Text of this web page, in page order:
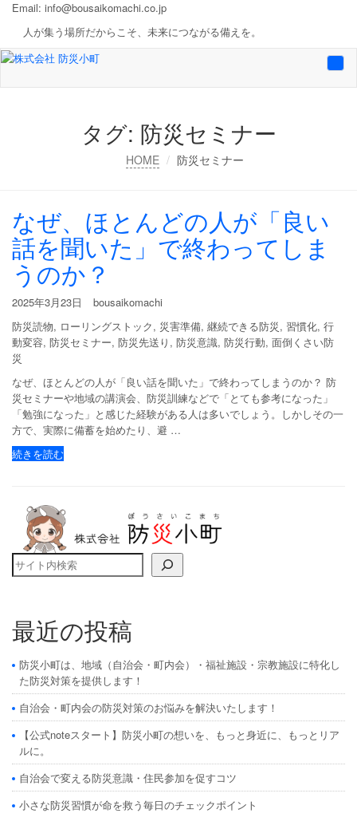
Email: info@bousaikomachi.co.jp
人が集う場所だからこそ、未来につながる備えを。
タグ: 防災セミナー
HOME 防災セミナー
なぜ、ほとんどの人が「良い
話を聞いた」で終わってしま
うのか？
2025年3月23日
bousaikomachi
防災読物, ローリングストック, 災害準備, 継続できる防災, 習慣化, 行
動変容, 防災セミナー, 防災先送り , 防災意識, 防災行動, 面倒くさい防
災
なぜ、ほとんどの人が「良い話を聞いた」で終わってしまうのか？ 防
災セミナーや地域の講演会、防災訓練などで「とても参考になった」
「勉強になった」と感じた経験がある人は多いでしょう。しかしその一
方で、実際に備蓄を始めたり、避 …
続きを読む
検索
最近の投稿
防災小町は、地域（自治会・町内会）・福祉施設・宗教施設に特化し
た防災対策を提供します！
自治会・町内会の防災対策のお悩みを解決いたします！
【公式noteスタート】防災小町の想いを、もっと身近に、もっとリア
ルに。
自治会で変える防災意識・住民参加を促すコツ
小さな防災習慣が命を救う毎日のチェックポイント